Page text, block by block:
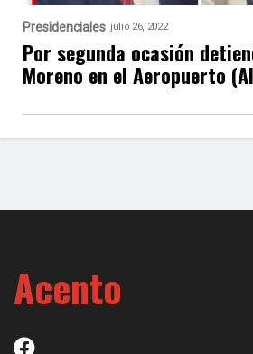
Presidenciales julio 26, 2022
Por segunda ocasión
Moreno en el Aeropuerto
Acento